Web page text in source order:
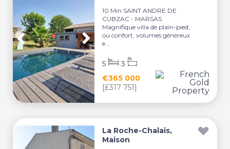
10 Min SAINT ANDRE DE
CUBZAC - MARSAS
Magnifique villa de plain-pied,
où confort, volumes généreux
e...
€365 000
[£317 751]
5 3
La Roche-Chalais,
Maison